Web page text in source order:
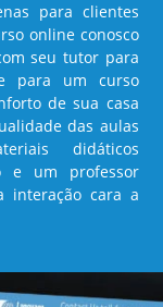
para clientes
online conosco
seu tutor para
para um curso
de sua casa
das aulas
didáticos
e um professor
interação cara a